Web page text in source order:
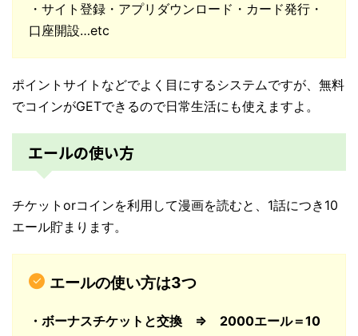
・サイト登録・アプリダウンロード・カード発行・
口座開設…etc
ポイントサイトなどでよく目にするシステムですが、無料
でコインがGETできるので日常生活にも使えますよ。
エールの使い方
チケットorコインを利用して漫画を読むと、1話につき10
エール貯まります。
エールの使い方は3つ
・ボーナスチケットと交換 ⇒ 2000エール＝10